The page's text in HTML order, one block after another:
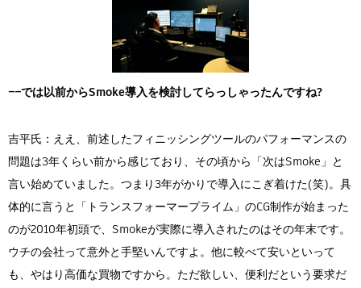
――では以前からSmoke導入を検討してらっしゃったんですね?
吉平氏：ええ、前述したフィニッシングツールのパフォーマンスの
問題は3年くらい前から感じており、その頃から「次はSmoke」と
言い始めていました。つまり3年がかりで導入にこぎ着けた(笑)。具
体的に言うと「トランスフォーマープライム」のCG制作が始まった
のが2010年初頭で、Smokeが実際に導入されたのはその年末です。
ウチの会社って意外と手堅いんですよ。他に較べて安いといって
も、やはり高価な買物ですから。ただ欲しい、便利だという要求だ